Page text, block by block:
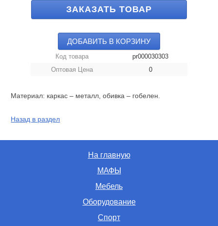
ЗАКАЗАТЬ ТОВАР
ДОБАВИТЬ В КОРЗИНУ
Код товара
pr000030303
Оптовая Цена
0
Материал: каркас – металл, обивка – гобелен.
Назад в раздел
На главную
МАФЫ
Мебель
Оборудование
Спорт